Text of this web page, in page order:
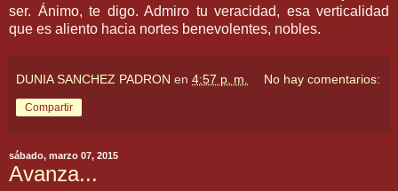
ser. Ánimo, te digo. Admiro tu veracidad, esa verticalidad
que es aliento hacia nortes benevolentes, nobles.
DUNIA SANCHEZ PADRON en 4:57 p. m. No hay comentarios:
Compartir
sábado, marzo 07, 2015
Avanza...